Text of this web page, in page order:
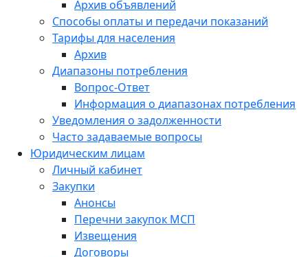
Архив объявлений
Способы оплаты и передачи показаний
Тарифы для населения
Архив
Диапазоны потребления
Вопрос-Ответ
Информация о диапазонах потребления
Уведомления о задолженности
Часто задаваемые вопросы
Юридическим лицам
Личный кабинет
Закупки
Анонсы
Перечни закупок МСП
Извещения
Договоры